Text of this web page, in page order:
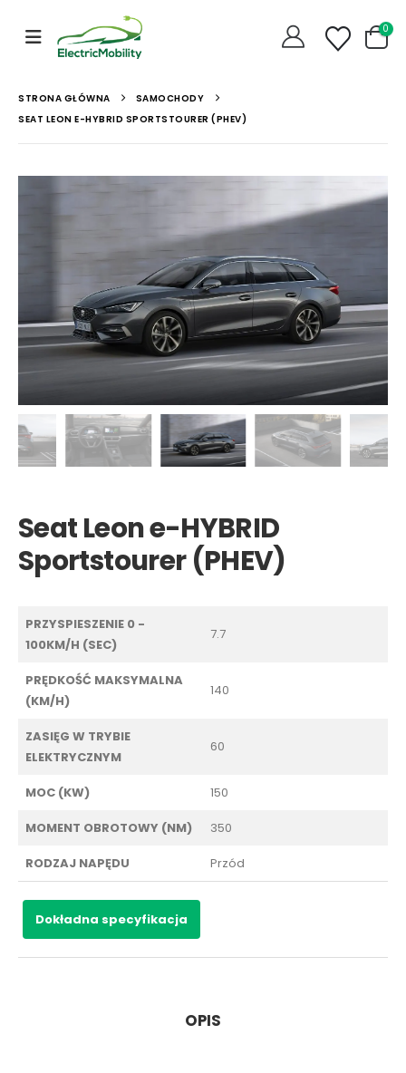
0
STRONA GŁÓWNA
SAMOCHODY
SEAT LEON E-HYBRID SPORTSTOURER (PHEV)
Seat Leon e-HYBRID
Sportstourer (PHEV)
PRZYSPIESZENIE 0 -
100KM/H (SEC)
7.7
PRĘDKOŚĆ MAKSYMALNA
(KM/H)
140
ZASIĘG W TRYBIE
ELEKTRYCZNYM
60
MOC (KW) 150
MOMENT OBROTOWY (NM) 350
RODZAJ NAPĘDU Przód
Dokładna specyfikacja
OPIS